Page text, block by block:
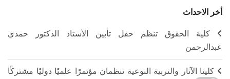
أخر الاحداث
كلية الحقوق تنظم حفل تأبين الأستاذ الدكتور حمدي
عبدالرحمن
كليتا الآثار والتربية النوعية تنظمان مؤتمرًا علميًا دوليًا مشتركًا